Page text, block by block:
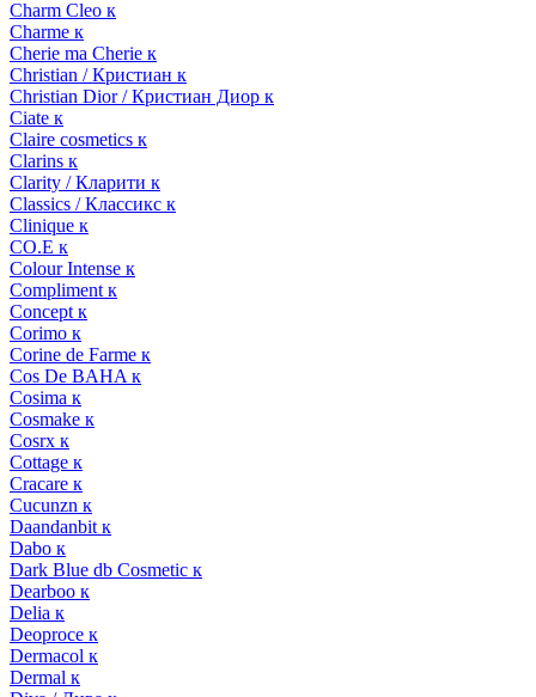
Charm Cleo к
Charme к
Cherie ma Cherie к
Christian / Кристиан к
Christian Dior / Кристиан Диор к
Ciate к
Claire cosmetics к
Clarins к
Clarity / Кларити к
Classics / Классикс к
Clinique к
CO.E к
Colour Intense к
Compliment к
Concept к
Corimo к
Corine de Farme к
Cos De BAHA к
Cosima к
Cosmake к
Cosrx к
Cottage к
Cracare к
Cucunzn к
Daandanbit к
Dabo к
Dark Blue db Cosmetic к
Dearboo к
Delia к
Deoproce к
Dermacol к
Dermal к